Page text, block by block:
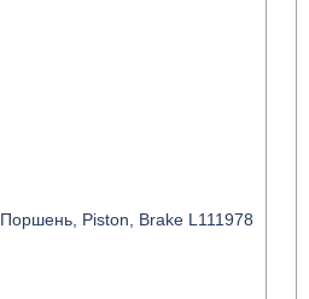
Поршень, Piston, Brake L111978